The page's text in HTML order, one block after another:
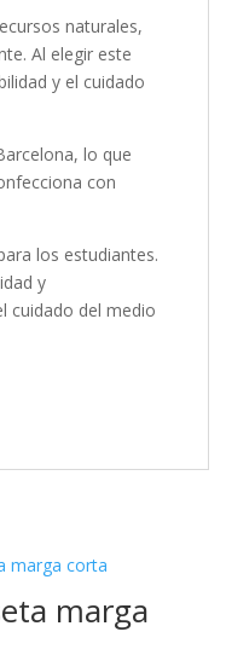
naturales,
Al elegir este
y el cuidado
lo que
con
los estudiantes.
y
cuidado del medio
marga